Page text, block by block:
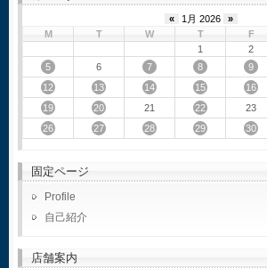
« 1月 2026
»
M
T W T F
1
2
5
6 7 8 9
12
13 14 15 16
19
20 21 22 23
26
27 28 29 30
固定ページ
Profile
自己紹介
店舗案内